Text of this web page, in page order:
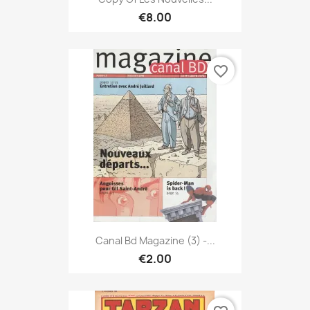
€8.00
Canal Bd Magazine (3) -...
€2.00
favorite_border